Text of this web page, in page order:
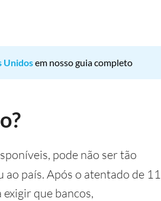
Unidosem nosso guia completo
pode não ser tão
ao país. Após o atentado de 11
que bancos,